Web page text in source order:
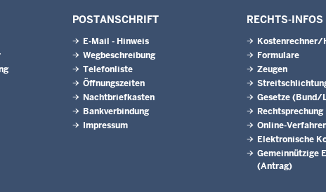
POSTANSCHRIFT
E-Mail - Hinweis
Wegbeschreibung
Telefonliste
Öffnungszeiten
Nachtbriefkasten
Bankverbindung
Impressum
RECHTS-INFOS
Kostenrechner/
Formulare
Zeugen
Gesetze (Bund/
Rechtsprechung
Online-
Elektronische
Gemeinnützige
(Antrag)